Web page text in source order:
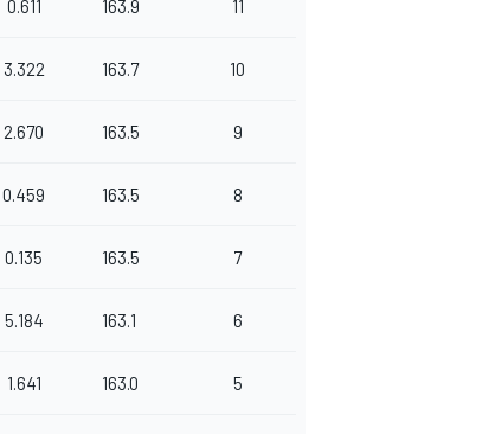
0.611 163.9 11
3.322 163.7 10
2.670 163.5 9
0.459 163.5 8
0.135 163.5 7
5.184 163.1 6
1.641 163.0 5